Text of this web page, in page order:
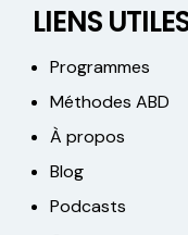
LIENS
Programmes
Méthodes ABD
À propos
Blog
Podcasts